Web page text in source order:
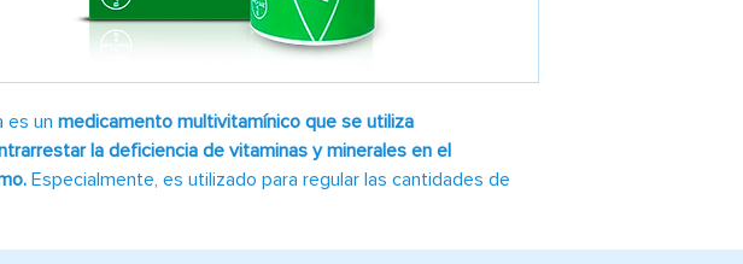
es un medicamento multivitamínico que se utiliza
la deficiencia de vitaminas y minerales en el
Especialmente, es utilizado para regular las cantidades de